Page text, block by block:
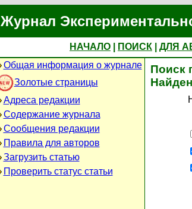
Журнал
НАЧАЛО ПОИСК ДЛЯ
Общая информация о журнале
Золотые страницы
Адреса редакции
Содержание журнала
Сообщения редакции
Правила для авторов
Загрузить статью
Проверить статус статьи
Поиск